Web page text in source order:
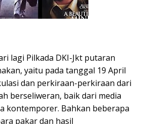
lagi Pilkada DKI-Jkt putaran
yaitu pada tanggal 19 April
dan perkiraan-perkiraan dari
berseliweran, baik dari media
kontemporer. Bahkan beberapa
pakar dan hasil